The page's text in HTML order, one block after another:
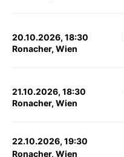
20.10.2026, 18:30
Ronacher, Wien
21.10.2026, 18:30
Ronacher, Wien
22.10.2026, 19:30
Ronacher, Wien